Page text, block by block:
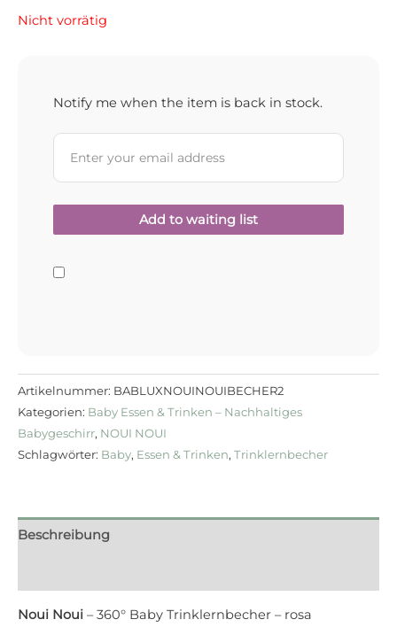
Nicht vorrätig
Notify me when the item is back in stock.
Artikelnummer: BABLUXNOUINOUIBECHER2
Kategorien: Baby Essen & Trinken – Nachhaltiges
Babygeschirr, NOUI NOUI
Schlagwörter: Baby, Essen & Trinken, Trinklernbecher
Beschreibung
Noui Noui – 360° Baby Trinklernbecher – rosa